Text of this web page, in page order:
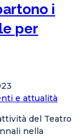
i
per
e attualità
del Teatro
nella